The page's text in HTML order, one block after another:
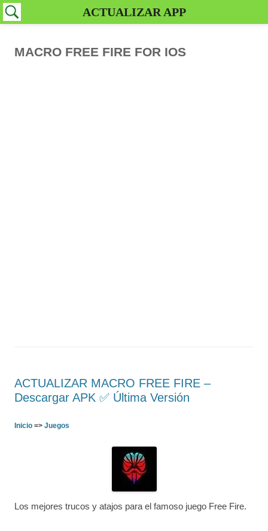
MACRO FREE FIRE FOR IOS
ACTUALIZAR MACRO FREE FIRE –
Descargar APK ✅️ Última Versión
Inicio => Juegos
Los mejores trucos y atajos para el famoso juego Free Fire.
ACTUALIZAR APP